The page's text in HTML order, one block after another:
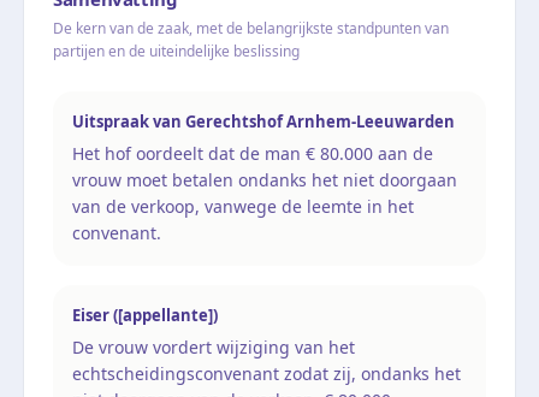
De kern van de zaak, met de belangrijkste standpunten van
partijen en de uiteindelijke beslissing
Uitspraak van Gerechtshof Arnhem-Leeuwarden
Het hof oordeelt dat de man € 80.000 aan de
vrouw moet betalen ondanks het niet doorgaan
van de verkoop, vanwege de leemte in het
convenant.
Eiser ([appellante])
De vrouw vordert wijziging van het
echtscheidingsconvenant zodat zij, ondanks het